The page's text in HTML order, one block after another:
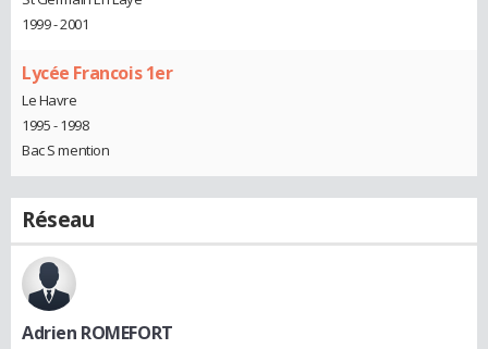
1999 - 2001
Lycée Francois 1er
Le Havre
1995 - 1998
Bac S mention
Réseau
Adrien ROMEFORT